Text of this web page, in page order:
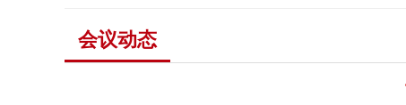
会议动态